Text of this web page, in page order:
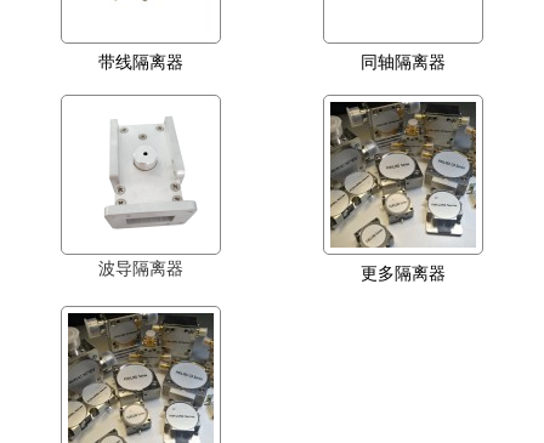
带线隔离器 同轴隔离器
波导隔离器 更多隔离器